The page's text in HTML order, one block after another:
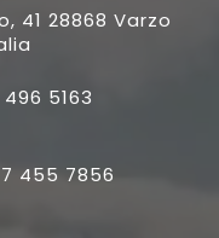
41 28868 Varzo
5163
455 7856